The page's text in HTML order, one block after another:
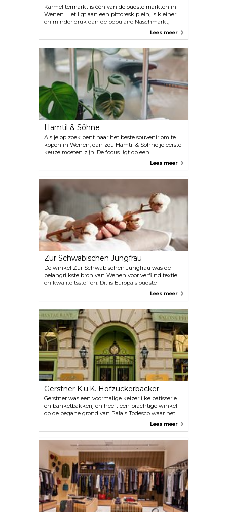
Karmelitermarkt is één van de oudste markten in
Wenen. Het ligt aan een pittoresk plein, is kleiner
en minder druk dan de populaire Naschmarkt,
maar het heeft minstens zoveel te bieden. Op korte
kunstenaarswinkels geopend. Op vrijdag en
zaterdag verkopen lokale boeren verse groenten en
fruit, zelfgebakken brood en echte Weense
gastronomische producten.
Lees meer
Hamtil & Söhne
Als je op zoek bent naar het beste souvenir om te
kopen in Wenen, dan zou Hamtil & Söhne je eerste
keuze moeten zijn. De focus ligt op een
hoogwaardig design, origineel cadeau enLees meer
Zur Schwäbischen Jungfrau
De winkel Zur Schwäbischen Jungfrau was de
belangrijkste bron van Wenen voor verfijnd textiel
en kwaliteitsstoffen. Dit is Europa's oudste
kledingwinkel en bijna elk item dat in de winkel
met drie verdiepingen wordt verkocht, kan worden
zijn een uniek souvenir.
Lees meer
Gerstner K.u.K. Hofzuckerbäcker
Gerstner was een voormalige keizerlijke patisserie
en banketbakkerij en heeft een prachtige winkel
op de begane grond van Palais Todesco waar het
beste van de Weense patisserie wordt verkocht. Hier
Lees meer